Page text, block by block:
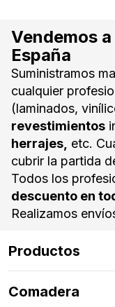
Vendemos a
España
Suministramos
cualquier
(laminados,
revestimientos
herrajes, etc.
cubrir la partida
Todos los
descuento en
Realizamos
Productos
Suelos Exteriores
Comadera